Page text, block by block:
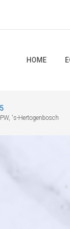
HOME
's-Hertogenbosch